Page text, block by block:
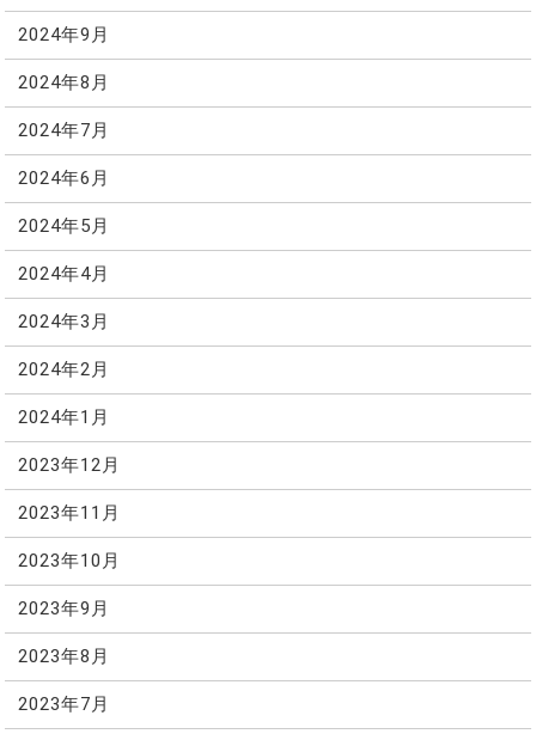
2024年9月
2024年8月
2024年7月
2024年6月
2024年5月
2024年4月
2024年3月
2024年2月
2024年1月
2023年12月
2023年11月
2023年10月
2023年9月
2023年8月
2023年7月